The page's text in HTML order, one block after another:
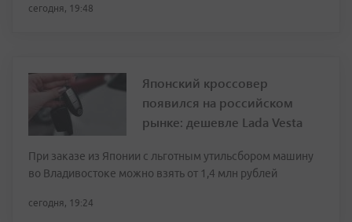
сегодня, 19:48
Японский кроссовер
появился на российском
рынке: дешевле Lada Vesta
При заказе из Японии с льготным утильсбором машину
во Владивостоке можно взять от 1,4 млн рублей
сегодня, 19:24